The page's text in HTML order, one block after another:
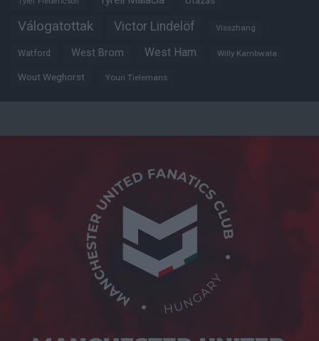
Válogatottak Victor Lindelöf Visszhang
Watford West Brom West Ham Willy Kambwala
Wout Weghorst Youri Tielemans